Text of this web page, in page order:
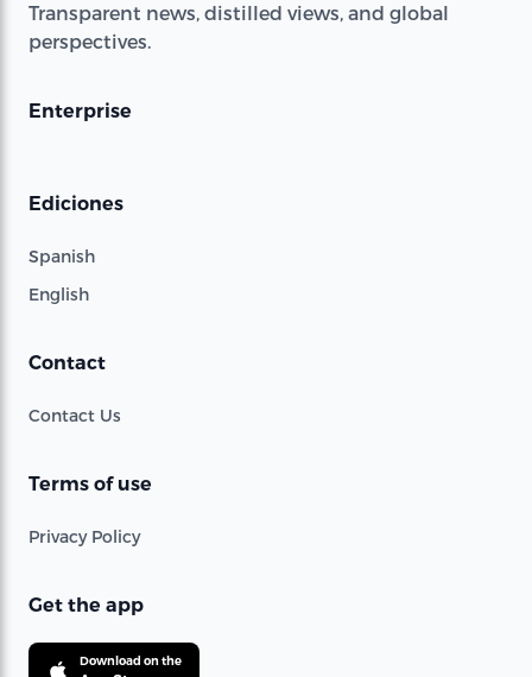
Transparent news, distilled views, and global
perspectives.
Enterprise
Ediciones
Spanish
English
Contact
Contact Us
Terms of use
Privacy Policy
Get the app
Download on the